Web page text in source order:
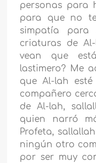
personas para
para que no
simpatía para
criaturas de
vean que
lastimero? Me
que Al-lah
compañero
de Al-lah,
quien narró
Profeta,
ningún otro
por ser muy